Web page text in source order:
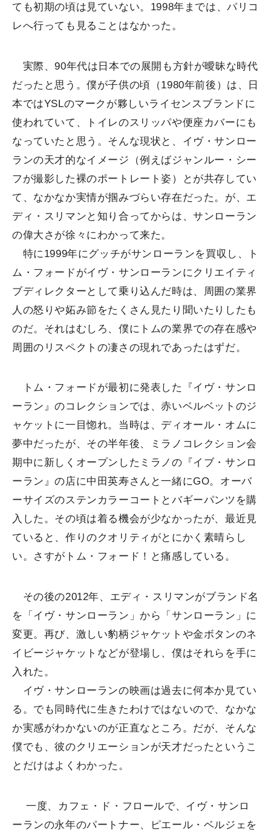
ても初期の頃は見ていない。1998年までは、パリコ
レへ行っても見ることはなかった。
実際、90年代は日本での展開も方針が曖昧な時代
だったと思う。僕が子供の頃（1980年前後）は、日
本ではYSLのマークが夥しいライセンスブランドに
使われていて、トイレのスリッパや便座カバーにも
なっていたと思う。そんな現状と、イヴ・サンロー
ランの天才的なイメージ（例えばジャンルー・シー
フが撮影した裸のポートレート姿）とが共存してい
て、なかなか実情が掴みづらい存在だった。が、エ
ディ・スリマンと知り合ってからは、サンローラン
の偉大さが徐々にわかって来た。
特に1999年にグッチがサンローランを買収し、ト
ム・フォードがイヴ・サンローランにクリエイティ
ブディレクターとして乗り込んだ時は、周囲の業界
人の怒りや妬み節をたくさん見たり聞いたりしたも
のだ。それはむしろ、僕にトムの業界での存在感や
周囲のリスペクトの凄さの現れであったはずだ。
トム・フォードが最初に発表した『イヴ・サンロ
ーラン』のコレクションでは、赤いベルベットのジ
ャケットに一目惚れ。当時は、ディオール・オムに
夢中だったが、その半年後、ミラノコレクション会
期中に新しくオープンしたミラノの『イブ・サンロ
ーラン』の店に中田英寿さんと一緒にGO。オーバ
ーサイズのステンカラーコートとバギーパンツを購
入した。その頃は着る機会が少なかったが、最近見
ていると、作りのクオリティがとにかく素晴らし
い。さすがトム・フォード！と痛感している。
その後の2012年、エディ・スリマンがブランド名
を「イヴ・サンローラン」から「サンローラン」に
変更。再び、激しい豹柄ジャケットや金ボタンのネ
イビージャケットなどが登場し、僕はそれらを手に
入れた。
イヴ・サンローランの映画は過去に何本か見てい
る。でも同時代に生きたわけではないので、なかな
か実感がわかないのが正直なところ。だが、そんな
僕でも、彼のクリエーションが天才だったというこ
とだけはよくわかった。
一度、カフェ・ド・フロールで、イヴ・サンロ
ーランの永年のパートナー、ピエール・ベルジェを